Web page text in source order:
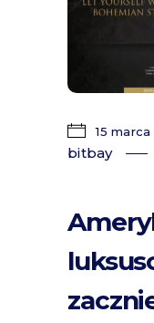
15 marca
bitbay